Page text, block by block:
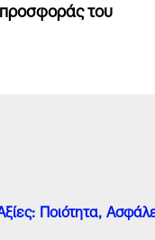
του
Ποιότητα,